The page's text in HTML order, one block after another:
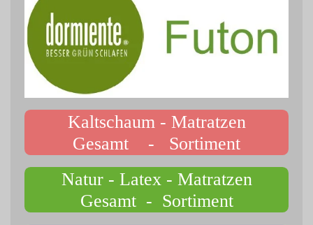
Kaltschaum - Matratzen
Gesamt - Sortiment
Natur - Latex - Matratzen
Gesamt - Sortiment